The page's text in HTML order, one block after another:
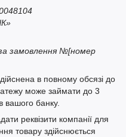
замовлення №[номер
в повному обсязі до
може займати до 3
вашого банку.
реквізити компанії для
товару здійснюється